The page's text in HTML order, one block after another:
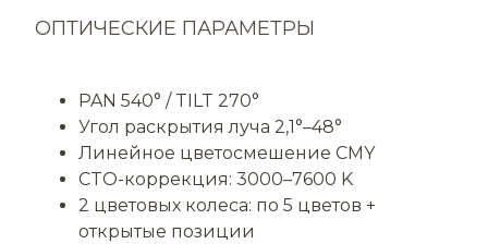
ОПТИЧЕСКИЕ ПАРАМЕТРЫ
PAN 540° / TILT 270°
Угол раскрытия луча 2,1°–48°
Линейное цветосмешение CMY
CTO-коррекция: 3000–7600 K
2 цветовых колеса: по 5 цветов +
открытые позиции